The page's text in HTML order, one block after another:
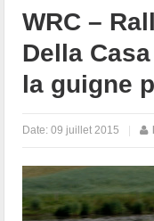
WRC –
Della
la guigne
Date:09 juillet 2015 |